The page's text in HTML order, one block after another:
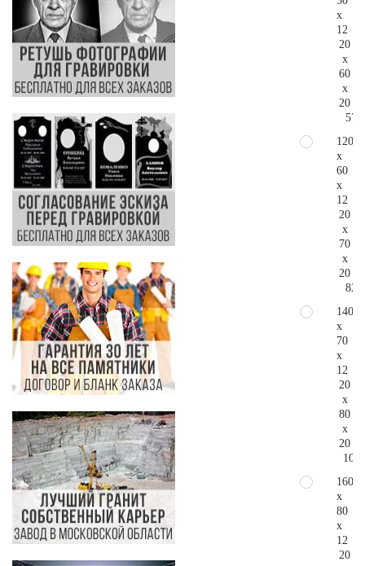
x
12
20
x
60
x
20
120
x
60
x
12
20
x
70
x
20
140
x
70
x
12
20
x
80
x
20
160
x
80
x
12
20